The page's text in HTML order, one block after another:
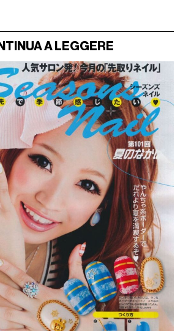
A LEGGERE